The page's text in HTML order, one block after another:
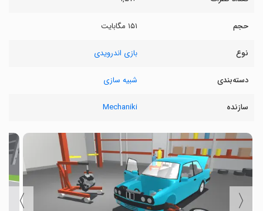
حجم ۱۵۱ مگابایت
نوع بازی اندرویدی
دسته‌بندی شبیه سازی
سازنده Mechaniki
〈
〉